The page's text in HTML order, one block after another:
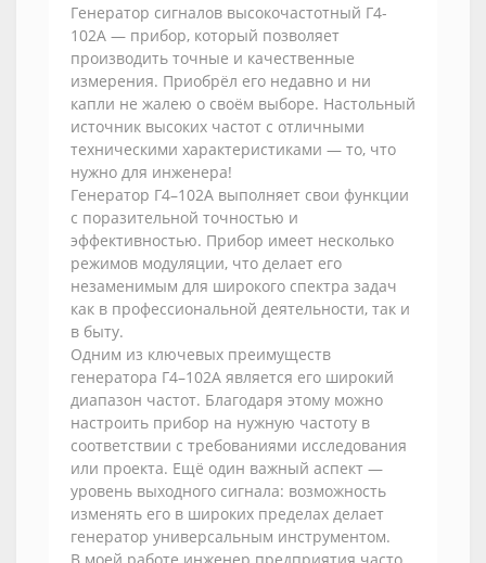
Генератор сигналов высокочастотный Г4-
102А — прибор, который позволяет
производить точные и качественные
измерения. Приобрёл его недавно и ни
капли не жалею о своём выборе. Настольный
источник высоких частот с отличными
техническими характеристиками — то, что
нужно для инженера!
Генератор Г4–102А выполняет свои функции
с поразительной точностью и
эффективностью. Прибор имеет несколько
режимов модуляции, что делает его
незаменимым для широкого спектра задач
как в профессиональной деятельности, так и
в быту.
Одним из ключевых преимуществ
генератора Г4–102А является его широкий
диапазон частот. Благодаря этому можно
настроить прибор на нужную частоту в
соответствии с требованиями исследования
или проекта. Ещё один важный аспект —
уровень выходного сигнала: возможность
изменять его в широких пределах делает
генератор универсальным инструментом.
В моей работе инженер предприятия часто